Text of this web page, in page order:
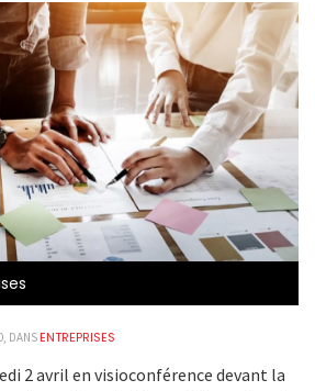
DANS ENTREPRISES
2 avril en visioconférence devant la